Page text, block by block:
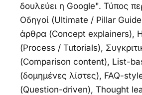
δουλεύει η Google". Τύπος
Οδηγοί (Ultimate / Pillar
άρθρα (Concept explainers),
(Process / Tutorials),
(Comparison content), List-
(δομημένες λίστες), FAQ-
(Question-driven), Thought